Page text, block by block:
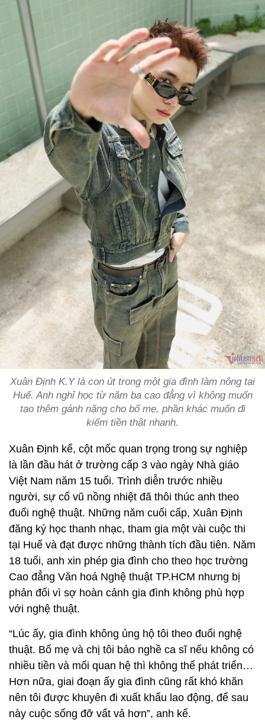
Xuân Định K.Y là con út trong một gia đình làm nông tại
Huế. Anh nghỉ học từ năm ba cao đẳng vì không muốn
tạo thêm gánh nặng cho bố mẹ, phần khác muốn đi
kiếm tiền thật nhanh.
Xuân Định kể, cột mốc quan trọng trong sự nghiệp
là lần đầu hát ở trường cấp 3 vào ngày Nhà giáo
Việt Nam năm 15 tuổi. Trình diễn trước nhiều
người, sự cổ vũ nồng nhiệt đã thôi thúc anh theo
đuổi nghệ thuật. Những năm cuối cấp, Xuân Định
đăng ký học thanh nhạc, tham gia một vài cuộc thi
tại Huế và đạt được những thành tích đầu tiên. Năm
18 tuổi, anh xin phép gia đình cho theo học trường
Cao đẳng Văn hoá Nghệ thuật TP.HCM nhưng bị
phản đối vì sợ hoàn cảnh gia đình không phù hợp
với nghệ thuật.
“Lúc ấy, gia đình không ủng hộ tôi theo đuổi nghệ
thuật. Bố mẹ và chị tôi bảo nghề ca sĩ nếu không có
nhiều tiền và mối quan hệ thì không thể phát triển…
Hơn nữa, giai đoạn ấy gia đình cũng rất khó khăn
nên tôi được khuyên đi xuất khẩu lao động, để sau
này cuộc sống đỡ vất vả hơn”, anh kể.